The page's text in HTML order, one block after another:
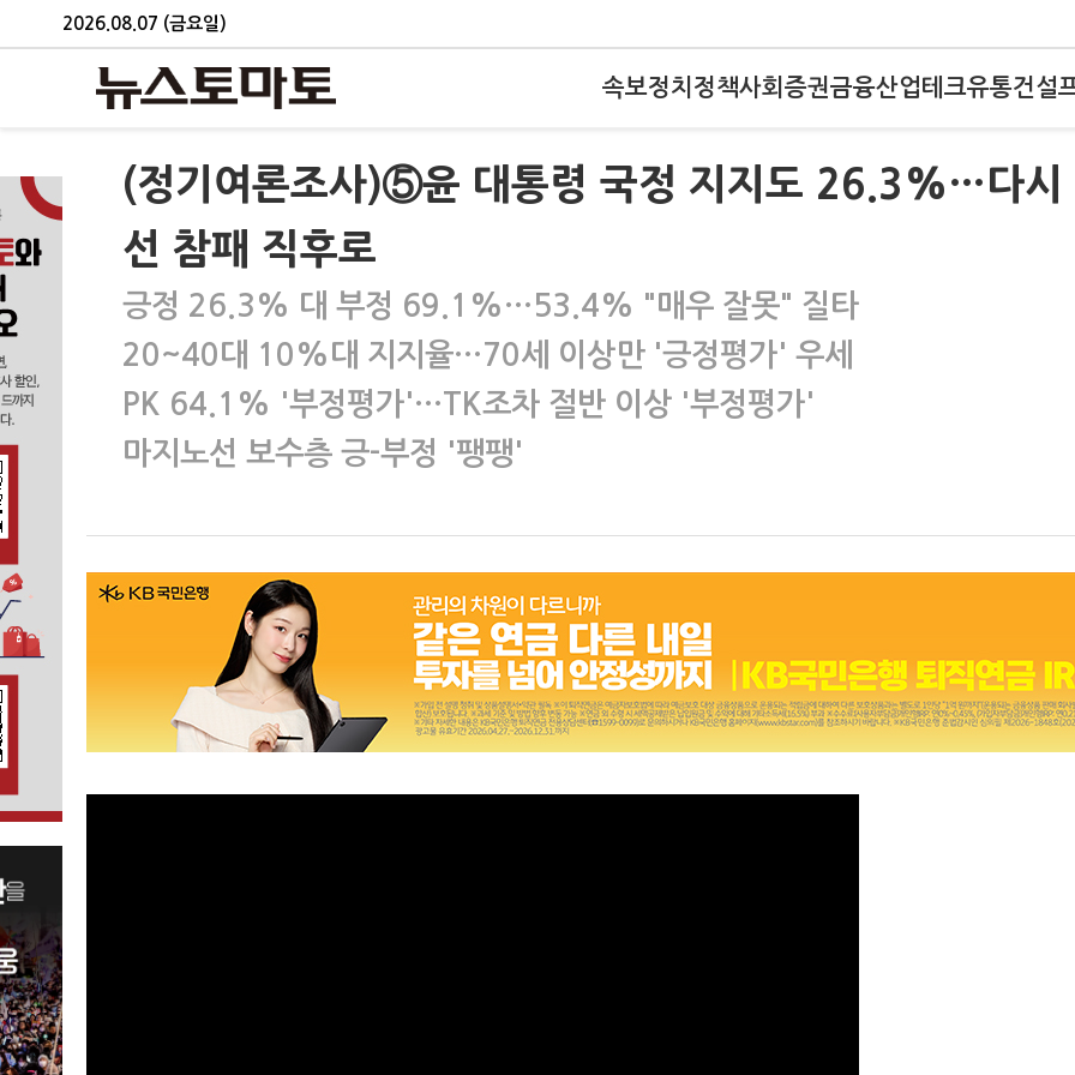
2026.08.07 (금요일)
속보정치 정책사회 증권금융산업테크유통건설
(정기여론조사)⑤윤 대통령 국정 지지도 26.3%…다시
선 참패 직후로
긍정 26.3% 대 부정 69.1%…53.4% "매우 잘못" 질타
20~40대 10%대 지지율…70세 이상만 '긍정평가' 우세
PK 64.1% '부정평가'…TK조차 절반 이상 '부정평가'
마지노선 보수층 긍-부정 '팽팽'